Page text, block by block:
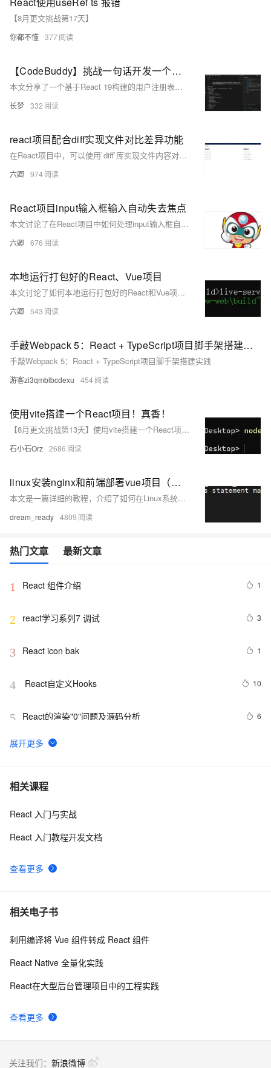
【8月更文挑战第17天】
你都不懂 377
【CodeBuddy】挑战一句话开发一个完整项目之：React表单验证系统
本文分享了一个基于React 19构建的用户注册表单系统，采用模块化CSS和状态驱动视图更新，实现实时校验、错误提示与提交反馈等功能。核心亮点包括验证规则引擎（如密码复杂度校验）、交互反馈体系（输入框警示、按钮禁用）及加载动画优化。通过函数式更新确保状态同步，正则表达式实现多条件验证，CSS伪元素打造流畅体验。代码结构清晰，可扩展性强，适合作为React表单开发模板。文末附CodeBuddy免费下载链接，助力高效开发！
长梦 332
react项目配合diff实现文件对比差异功能
在React项目中，可以使用`diff`库实现文件内容对比差异功能。首先安装`diff`库，然后在组件中引入并使用`Diff.diffChars`或`Diff.diffLines`方法比较文本差异。通过循环遍历`diff`结果，可以生成不同样式的HTML元素来高亮显示文本差异。
六卿 974
React项目input输入框输入自动失去焦点
本文讨论了在React项目中如何处理input输入框自动失去焦点的问题，特别是在移动端开发中。文章提供了一个使用React Native的TouchableWithoutFeedback组件来监听点击事件，并在事件处理函数中通过调用Keyboard.dismiss()方法使输入框失去焦点的示例代码。这种方法可以确保在用户点击页面其他区域时，键盘能够收起，输入框失去焦点。
六卿 676
本地运行打包好的React、Vue项目
本文讨论了如何本地运行打包好的React和Vue项目，并解决了使用React-Router时Tomcat部署刷新页面导致404的问题，提出了将请求转回index.html的解决方案。
六卿 543
手敲Webpack 5：React + TypeScript项目脚手架搭建实践
手敲Webpack 5：React + TypeScript项目脚手架搭建实践
游客zi3qmblbcdexu 454
使用vite搭建一个React项目！真香！
【8月更文挑战第13天】使用vite搭建一个React项目！真香！
石小石Orz 2686
linux安装nginx和前端部署vue项目（实际测试react项目也可以）
本文是一篇详细的教程，介绍了如何在Linux系统上安装和配置nginx，以及如何将打包好的前端项目（如Vue或React）上传和部署到服务器上，包括了常见的错误处理方法。
dream_ready 4809
热门文章 最新文章
1 React 组件介绍 1
2 react学习系列7 调试 3
3 React icon bak 1
4 React自定义Hooks 10
5 React的渲染"0"问题及源码分析 6
6 React-router-dom实现全局路由登陆拦截
7 快将你的 React 应用迁移到 Vite 吧，速度太快啦
8 使用react实现通过经纬度获取地址（地理/逆地理编码）
相关课程
查看更多
React 入门与实战
React 入门教程开发文档
相关电子书
查看更多
利用编译将 Vue 组件转成 React 组件
React Native 全量化实践
React在大型后台管理项目中的工程实践
关注我们： 新浪微博